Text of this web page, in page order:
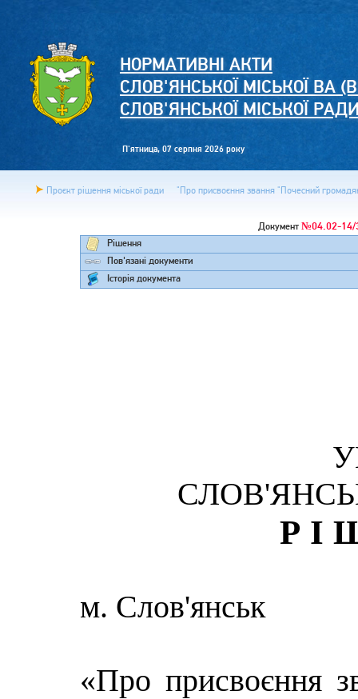
НОРМАТИВНІ АКТИ
СЛОВ'ЯНСЬКОЇ МІСЬКОЇ ВА
СЛОВ'ЯНСЬКОЇ МІСЬКОЇ
П'ятница, 07 серпня 2026 року
Проєкт рішення міської ради "Про присвоєння звання "Почесний
Документ №04.02-14/
Рішення
Пов'язані документи
Історія документа
м. Слов'янськ
«Про присвоєння